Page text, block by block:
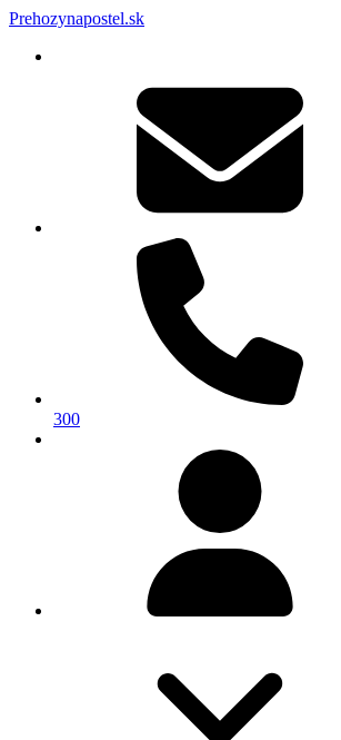
Prehozynapostel.sk
300